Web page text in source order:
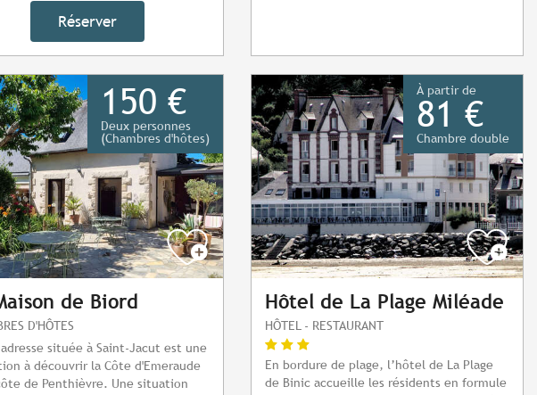
Réserver
150 €
Deux personnes
(Chambres d'hôtes)
de Biord
D'HÔTES
située à Saint-Jacut est une
à découvrir la Côte d'Emeraude
de Penthièvre. Une situation
À partir de
81 €
Chambre double
Hôtel de La Plage Miléade
HÔTEL - RESTAURANT
En bordure de plage, l’hôtel de La Plage
de Binic accueille les résidents en formule